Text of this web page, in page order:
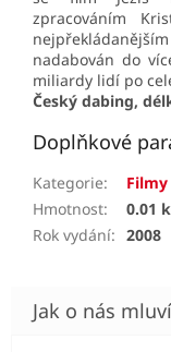
zpracováním
nadabován do
miliardy lidí po
Český dabing,
Doplňkové
Kategorie:
Hmotnost:
0.01
Rok vydání: 2008